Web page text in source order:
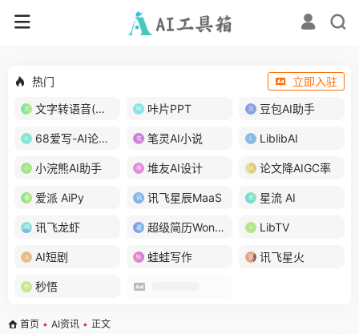
热门
立即入驻
文字转语音(琅琅配音)
咔片PPT 豆包AI助手
68爱写-AI论文写作 笔灵AI小说 LiblibAI
小浣熊AI助手 堆友AI设计 论文降AIGC率
爱派 AiPy 讯飞星辰MaaS 星流 AI
讯飞龙虾 超级简历WonderCV LibTV
AI短剧 蛙蛙写作 讯飞星火
秒悟
首页 • AI资讯 • 正文